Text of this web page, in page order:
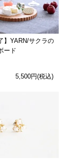
】YARN/サクラの
ード
5,500円(税込)